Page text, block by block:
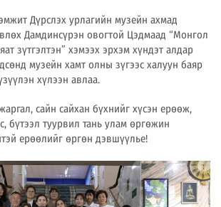
Дүрслэх урлагийн музейн ахмад
Дамдинсүрэн овогтой Цэдмаад “Монгол
зүтгэлтэн” хэмээх эрхэм хүндэт алдар
музейн хамт олны зүгээс халуун баяр
хүлээн авлаа.
сайн сайхан бүхнийг хүсэн ерөөж,
бүтээл туурвил тань улам өргөжин
ерөөлийг өргөн дэвшүүлье!